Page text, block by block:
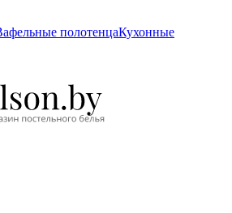
полотенцаКухонные